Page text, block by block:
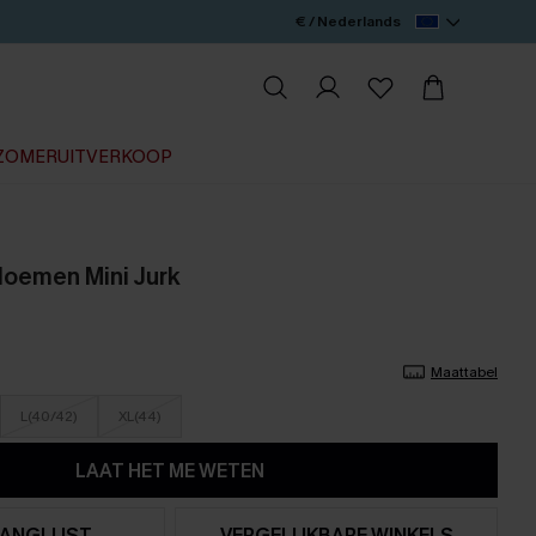
€ / Nederlands
Mini Jurk
Maattabel
L(40/42) XL(44)
LAAT HET ME WETEN